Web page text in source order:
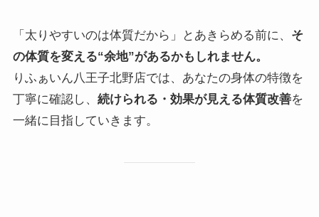
「太りやすいのは体質だから」とあきらめる前に、 そ
の体質を変える“余地”があるかもしれません。
りふぁいん八王子北野店では、あなたの身体の特徴を
丁寧に確認し、 続けられる・効果が見える体質改善を
一緒に目指していきます。